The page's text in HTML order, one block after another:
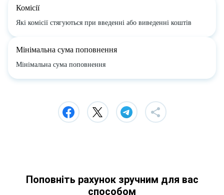
Комісії
Які комісії стягуються при введенні або виведенні коштів
Мінімальна сума поповнення
Мінімальна сума поповнення
Поповніть рахунок зручним для вас
способом